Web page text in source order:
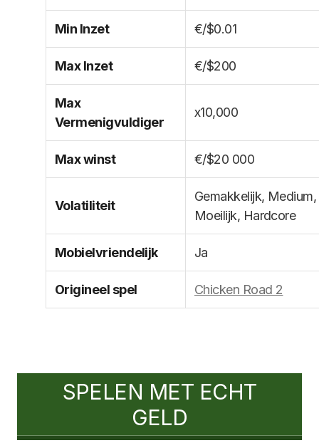
Min Inzet €/$0.01
Max Inzet €/$200
Max
Vermenigvuldiger
x10,000
Max winst €/$20 000
Volatiliteit
Gemakkelijk, Medium,
Moeilijk, Hardcore
Mobielvriendelijk Ja
Origineel spel Chicken Road 2
SPELEN MET ECHT
GELD